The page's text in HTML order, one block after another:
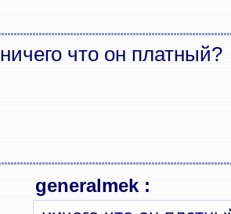
ничего что он платный?
generalmek :